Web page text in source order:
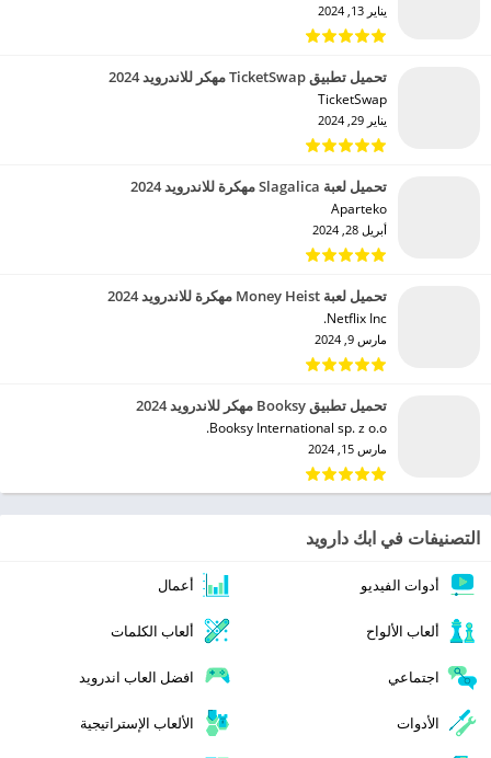
يناير 13, 2024
تحميل تطبيق TicketSwap مهكر للاندرويد 2024
TicketSwap‏
يناير 29, 2024
تحميل لعبة Slagalica مهكرة للاندرويد 2024
Aparteko‏
أبريل 28, 2024
تحميل لعبة Money Heist مهكرة للاندرويد 2024
Netflix Inc.‏
مارس 9, 2024
تحميل تطبيق Booksy مهكر للاندرويد 2024
Booksy International sp. z o.o.‏
مارس 15, 2024
التصنيفات في ابك دارويد
أدوات الفيديو أعمال
ألعاب الألواح ألعاب الكلمات
اجتماعي افضل العاب اندرويد
الأدوات الألعاب الإستراتيجية